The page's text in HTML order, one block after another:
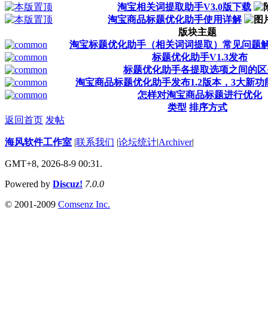
淘宝相关词提取助手V3.0版下载
淘宝商品标题优化助手使用详解
版块主题
淘宝标题优化助手（相关词词提取）常见问题
标题优化助手V1.3发布
标题优化助手各提取选项之间的
淘宝商品标题优化助手发布1.2版本，3大新功
怎样对淘宝商品标题进行优化
类型 排序方式
返回首页 发帖
海风软件工作室 |联系我们 |论坛统计|Archiver|
GMT+8, 2026-8-9 00:31.
Powered by Discuz! 7.0.0
© 2001-2009 Comsenz Inc.